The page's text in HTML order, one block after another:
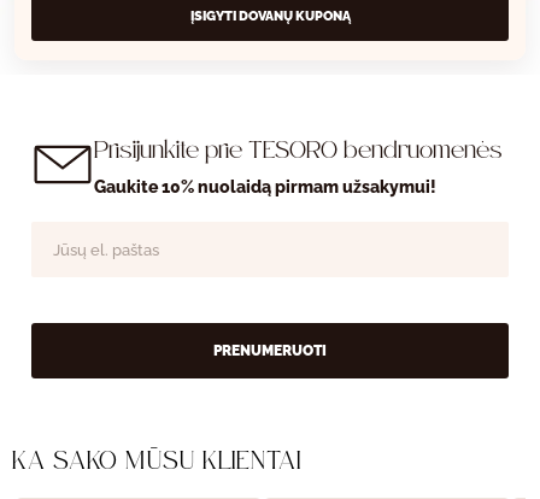
ĮSIGYTI DOVANŲ KUPONĄ
Prisijunkite prie TESORO bendruomenės
Gaukite 10% nuolaidą pirmam užsakymui!
PRENUMERUOTI
KĄ SAKO MŪSŲ KLIENTAI